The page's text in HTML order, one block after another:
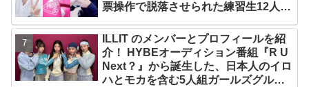
票操作で脱落させられた練習生12人の
ILLIT のメンバーとプロフィールを紹
介！ HYBEオーディション番組『R U
Next？』から誕生した、日本人のイロ
ハとモカを含む5人組ガールズグルー